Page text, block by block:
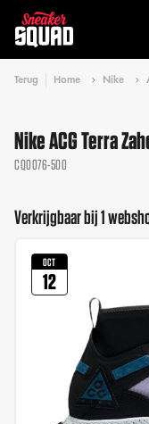
Terug Home Nike
Nike ACG Terra
CQ0076-500
Verkrijgbaar bij 1
OCT
12